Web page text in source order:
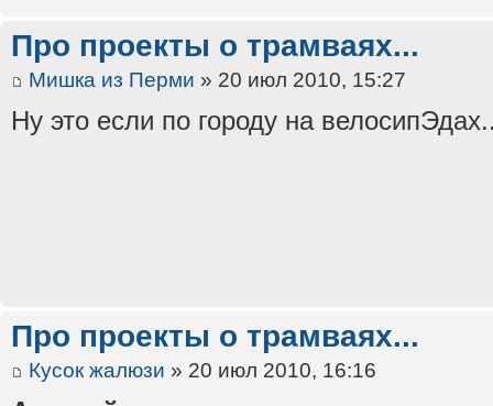
Про проекты о трамваях...
Мишка из Перми » 20 июл 2010, 15:27
Ну это если по городу на
Про проекты о трамваях...
Кусок жалюзи » 20 июл 2010, 16:16